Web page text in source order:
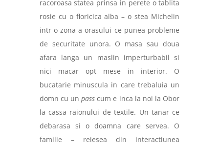
racoroasa statea prinsa in perete o tablita
rosie cu o floricica alba – o stea Michelin
intr-o zona a orasului ce punea probleme
de securitate unora. O masa sau doua
afara langa un maslin imperturbabil si
nici macar opt mese in interior. O
bucatarie minuscula in care trebaluia un
domn cu un pass cum e inca la noi la Obor
la cassa raionului de textile. Un tanar ce
debarasa si o doamna care servea. O
familie – reiesea din interactiunea